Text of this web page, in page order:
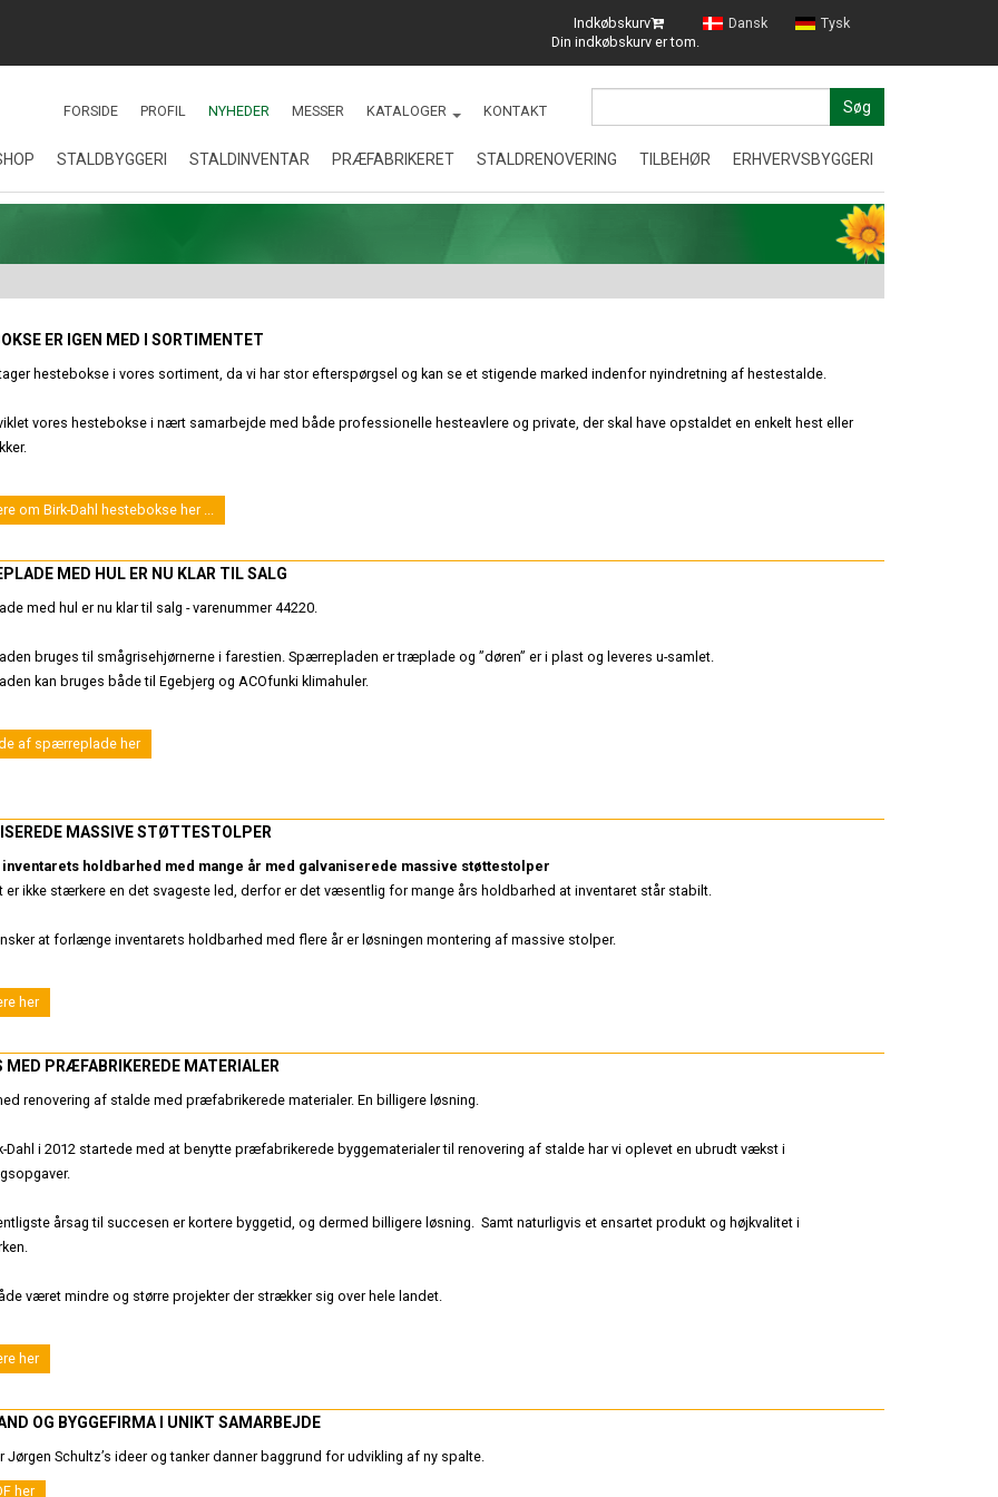
Indkøbskurv
Din indkøbskurv er tom.
Dansk Tysk
FORSIDE PROFIL NYHEDER MESSER KATALOGER KONTAKT Søg
STALDBYGGERI
Toklimastald - Søren
Nybyggeri
slagtesvin
Indgangsparti
STALDINVENTAR
Fodringsanlæg
PRÆFABRIKERET STALDRENOVERING TILBEHØR ERHVERVSBYGGERI
Afsluttet byggeri i Aalborg
ER IGEN MED I SORTIMENTET
hestebokse i vores sortiment, da vi har stor efterspørgsel og kan se et stigende marked indenfor nyindretning af hestestalde.
vores hestebokse i nært samarbejde med både professionelle hesteavlere og private, der skal have opstaldet en enkelt hest eller
om Birk-Dahl hestebokse her ...
MED HUL ER NU KLAR TIL SALG
med hul er nu klar til salg - varenummer 44220.
bruges til smågrisehjørnerne i farestien. Spærrepladen er træplade og ”døren” er i plast og leveres u-samlet.
kan bruges både til Egebjerg og ACOfunki klimahuler.
af spærreplade her
MASSIVE STØTTESTOLPER
holdbarhed med mange år med galvaniserede massive støttestolper
er ikke stærkere en det svageste led, derfor er det væsentlig for mange års holdbarhed at inventaret står stabilt.
at forlænge inventarets holdbarhed med flere år er løsningen montering af massive stolper.
her
MED PRÆFABRIKEREDE MATERIALER
renovering af stalde med præfabrikerede materialer. En billigere løsning.
Dahl i 2012 startede med at benytte præfabrikerede byggematerialer til renovering af stalde har vi oplevet en ubrudt vækst i
årsag til succesen er kortere byggetid, og dermed billigere løsning. Samt naturligvis et ensartet produkt og højkvalitet i
været mindre og større projekter der strækker sig over hele landet.
her
OG BYGGEFIRMA I UNIKT SAMARBEJDE
Jørgen Schultz’s ideer og tanker danner baggrund for udvikling af ny spalte.
her